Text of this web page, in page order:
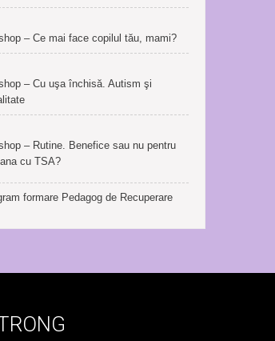
– Ce mai face copilul tău, mami?
– Cu uşa închisă. Autism şi
– Rutine. Benefice sau nu pentru
cu TSA?
formare Pedagog de Recuperare